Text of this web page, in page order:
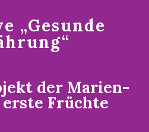
„Gesunde
der Marien-
Früchte